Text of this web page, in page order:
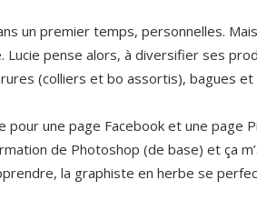
un premier temps, personnelles.
Lucie pense alors, à diversifier ses
(colliers et bo assortis), bagues
pour une page Facebook et une page
de Photoshop (de base) et ça
la graphiste en herbe se